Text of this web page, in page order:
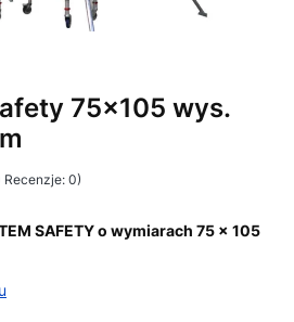
75x105 wys.
Recenzje: 0)
SAFETYo wymiarach 75 x 105